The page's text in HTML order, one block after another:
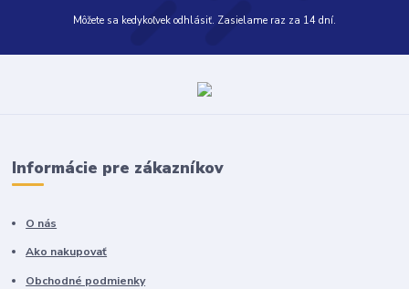
Môžete sa kedykoľvek odhlásiť. Zasielame raz za 14 dní.
Informácie pre zákazníkov
O nás
Ako nakupovať
Obchodné podmienky